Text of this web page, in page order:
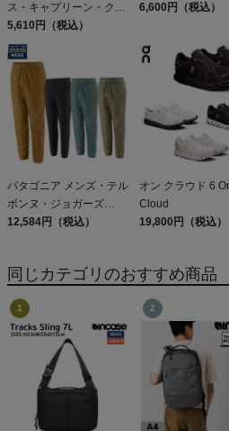
ス・キャプリーン・クー
ル・デイリー・シャツ
Patagonia Sleeveless
Capilene Cool Daily
Shirt
5,610円（税込）
6,600円（税込）
パタゴニア メンズ・テル
ボンヌ・ジョガーズ
PATAGONIA MS
12,584円（税込）
オン クラウド 6
Cloud
19,800円（税込）
同じカテゴリのおすすめ商品